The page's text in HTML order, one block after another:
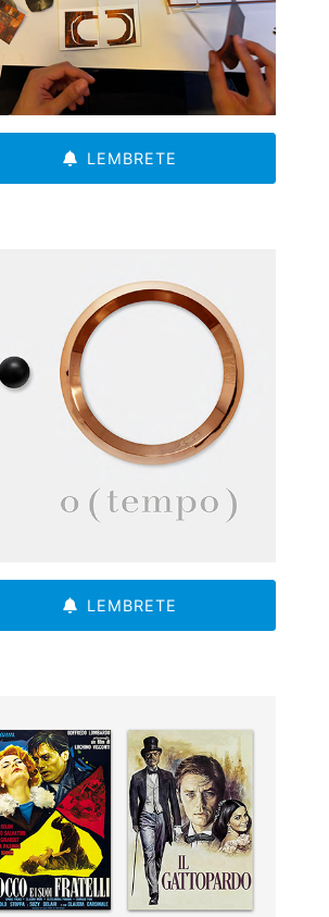
LEMBRETE
LEMBRETE